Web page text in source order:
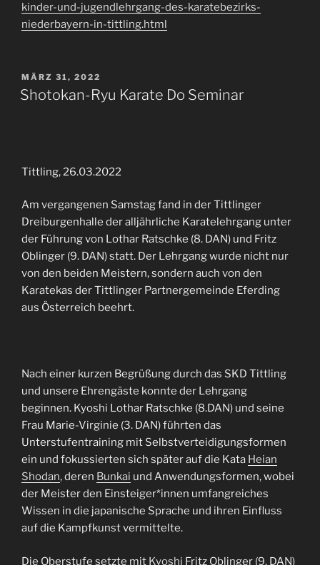
kinder-und-jugendlehrgang-des-karatebezirks-
niederbayern-in-tittling.html
VERÖFFENTLICHT
AM
MÄRZ 31, 2022
Shotokan-Ryu Karate Do Seminar
Tittling, 26.03.2022
Am vergangenen Samstag fand in der Tittlinger
Dreiburgenhalle der alljährliche Karatelehrgang unter
der Führung von Lothar Ratschke (8. DAN) und Fritz
Oblinger (9. DAN) statt. Der Lehrgang wurde nicht nur
von den beiden Meistern, sondern auch von den
Karatekas der Tittlinger Partnergemeinde Eferding
aus Österreich beehrt.
Nach einer kurzen Begrüßung durch das SKD Tittling
und unsere Ehrengäste konnte der Lehrgang
beginnen. Kyoshi Lothar Ratschke (8.DAN) und seine
Frau Marie-Virginie (3. DAN) führten das
Unterstufentraining mit Selbstverteidigungsformen
ein und fokussierten sich später auf die Kata Heian
Shodan, deren Bunkai und Anwendungsformen, wobei
der Meister den Einsteiger*innen umfangreiches
Wissen in die japanische Sprache und ihren Einfluss
auf die Kampfkunst vermittelte.
Die Oberstufe setzte mit Kyoshi Fritz Oblinger (9. DAN)